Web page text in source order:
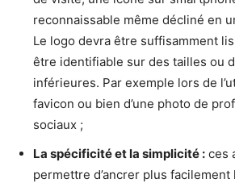
reconnaissable même décliné en
Le logo devra être suffisamment
être identifiable sur des tailles ou
inférieures. Par exemple lors de
favicon ou bien d’une photo de
sociaux ;
La spécificité et la simplicité : ces
permettre d’ancrer plus facilement